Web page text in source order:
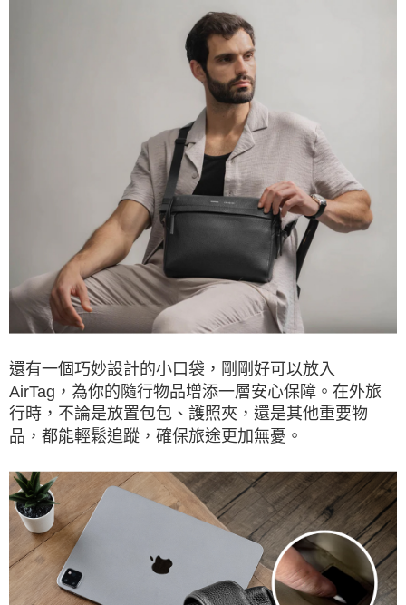
還有一個巧妙設計的小口袋，剛剛好可以放入
AirTag，為你的隨行物品增添一層安心保障。在外旅
行時，不論是放置包包、護照夾，還是其他重要物
品，都能輕鬆追蹤，確保旅途更加無憂。